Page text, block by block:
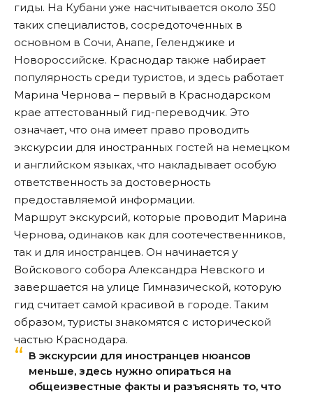
гиды. На Кубани уже насчитывается около 350
таких специалистов, сосредоточенных в
основном в Сочи, Анапе, Геленджике и
Новороссийске. Краснодар также набирает
популярность среди туристов, и здесь работает
Марина Чернова – первый в Краснодарском
крае аттестованный гид-переводчик. Это
означает, что она имеет право проводить
экскурсии для иностранных гостей на немецком
и английском языках, что накладывает особую
ответственность за достоверность
предоставляемой информации.
Маршрут экскурсий, которые проводит Марина
Чернова, одинаков как для соотечественников,
так и для иностранцев. Он начинается у
Войскового собора Александра Невского и
завершается на улице Гимназической, которую
гид считает самой красивой в городе. Таким
образом, туристы знакомятся с исторической
частью Краснодара.
В экскурсии для иностранцев нюансов
меньше, здесь нужно опираться на
общеизвестные факты и разъяснять то, что